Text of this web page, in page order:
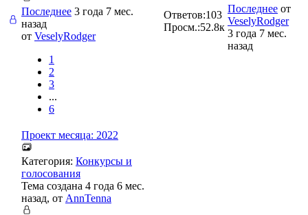
Последнее 3 года 7 мес.
назад
от VeselyRodger
1
2
3
...
6
Ответов:103
Просм.:52.8к
Последнее от
VeselyRodger
3 года 7 мес.
назад
Проект месяца: 2022
Категория: Конкурсы и
голосования
Тема создана 4 года 6 мес.
назад, от AnnTenna